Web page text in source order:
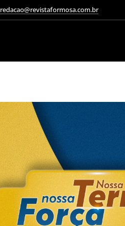
redacao@revistaformosa.com.br